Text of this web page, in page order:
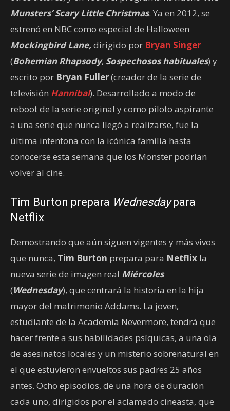
Munsters’ Scary Little Christmas. Ya en 2012, se
estrenó en NBC como especial de Halloween
Mockingbird Lane, dirigido por Bryan Singer
(Bohemian Rhapsody, Sospechosos habituales) y
escrito por Bryan Fuller(creador de la serie de
televisión Hannibal). Desarrollado a modo de
reboot de la serie original y como piloto aspirante
a una serie que nunca llegó a realizarse, fue la
última intentona con la icónica familia hasta
conocerse esta semana que los Monster podrían
volver al cine.
Tim Burton prepara Wednesdaypara
Netflix
Demostrando que aún siguen vigentes y más vivos
que nunca, Tim Burton prepara para Netflix la
nueva serie de imagen real Miércoles
(Wednesday), que centrará la historia en la hija
mayor del matrimonio Addams. La joven,
estudiante de la Academia Nevermore, tendrá que
hacer frente a sus habilidades psíquicas, a una ola
de asesinatos locales y un misterio sobrenatural en
el que estuvieron envueltos sus padres 25 años
antes. Ocho episodios, de una hora de duración
cada uno, dirigidos por el aclamado cineasta, que